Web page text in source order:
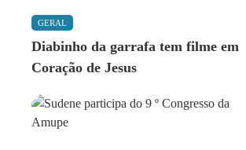
GERAL
Diabinho da garrafa tem filme em
Coração de Jesus